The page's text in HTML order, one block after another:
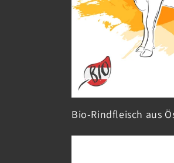
Bio-Rindfleisch aus